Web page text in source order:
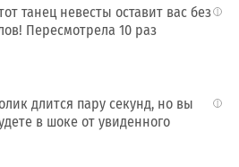
i
танец невесты оставит вас без
Пересмотрела 10 раз
i
длится пару секунд, но вы
в шоке от увиденного